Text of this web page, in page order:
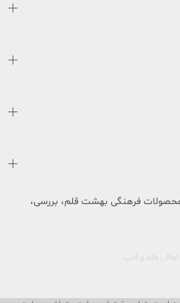
محصولات فرهنگی بهشت قلم، بررسی،
علم و ادب
بی وقفه جمعی از جوانان اهل فرهنگ و کتاب
تحقق امر و فرمایشات مقام معظم رهبری در